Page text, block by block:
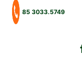
85 3033.5749